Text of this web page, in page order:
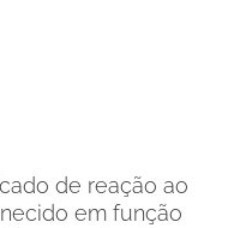
de reação ao
em função